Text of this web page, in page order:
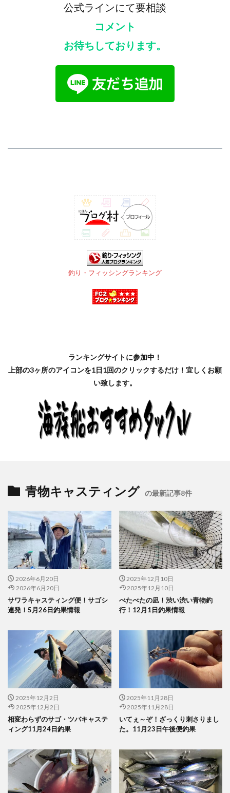
公式ラインにて要相談
コメント
お待ちしております。
釣り・フィッシングランキング
ランキングサイトに参加中！
上部の3ヶ所のアイコンを1日1回のクリックするだけ！宜しくお願
い致します。
青物キャスティング の最新記事8件
2026年6月20日
2026年6月20日
サワラキャスティング便！サゴシ
連発！5月26日釣果情報
2025年12月10日
2025年12月10日
べたべたの凪！渋い渋い青物釣
行！12月1日釣果情報
2025年12月2日
2025年12月2日
相変わらずのサゴ・ツバキャステ
ィング11月24日釣果
2025年11月28日
2025年11月28日
いてぇ～ぞ！ざっくり刺さりまし
た。11月23日午後便釣果